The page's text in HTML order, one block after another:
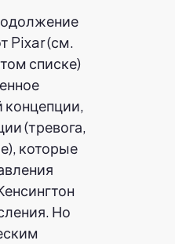
Pixar (см.
списке)
концепции,
(тревога,
которые
Но